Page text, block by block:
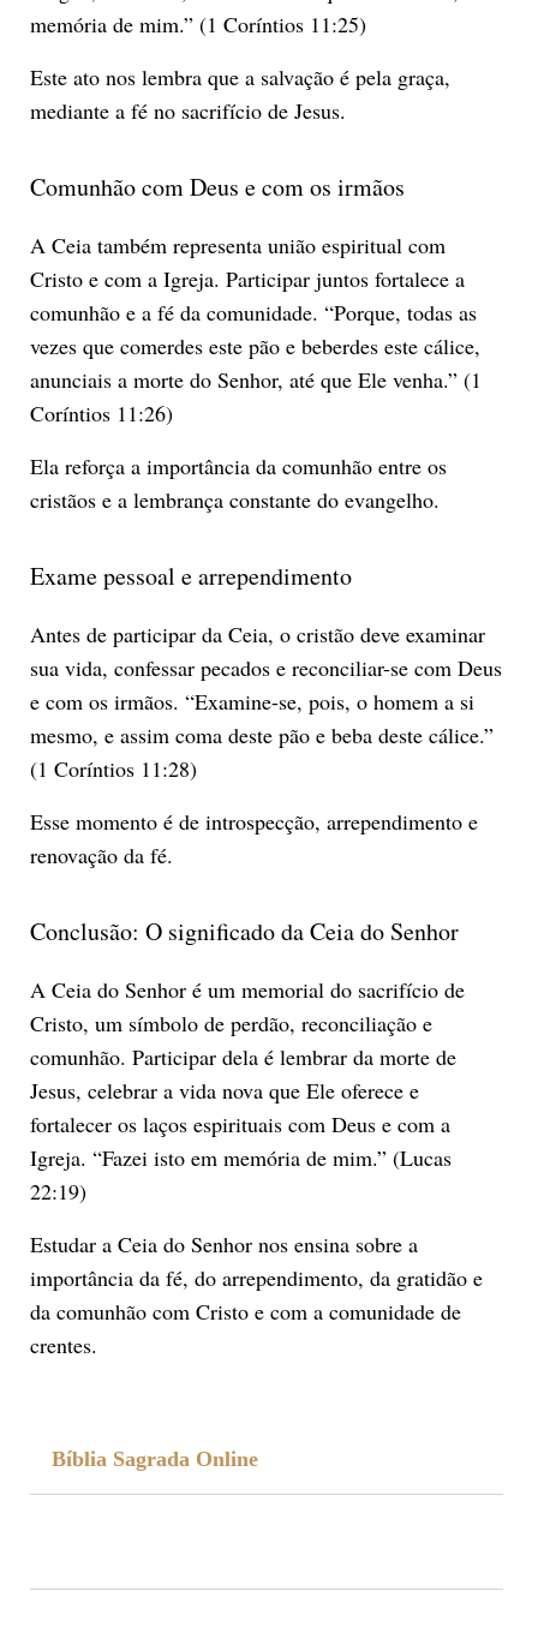
memória de mim.” (1 Coríntios 11:25)
Este ato nos lembra que a salvação é pela graça,
mediante a fé no sacrifício de Jesus.
Comunhão com Deus e com os irmãos
A Ceia também representa união espiritual com
Cristo e com a Igreja. Participar juntos fortalece a
comunhão e a fé da comunidade. “Porque, todas as
vezes que comerdes este pão e beberdes este cálice,
anunciais a morte do Senhor, até que Ele venha.” (1
Coríntios 11:26)
Ela reforça a importância da comunhão entre os
cristãos e a lembrança constante do evangelho.
Exame pessoal e arrependimento
Antes de participar da Ceia, o cristão deve examinar
sua vida, confessar pecados e reconciliar-se com Deus
e com os irmãos. “Examine-se, pois, o homem a si
mesmo, e assim coma deste pão e beba deste cálice.”
(1 Coríntios 11:28)
Esse momento é de introspecção, arrependimento e
renovação da fé.
Conclusão: O significado da Ceia do Senhor
A Ceia do Senhor é um memorial do sacrifício de
Cristo, um símbolo de perdão, reconciliação e
comunhão. Participar dela é lembrar da morte de
Jesus, celebrar a vida nova que Ele oferece e
fortalecer os laços espirituais com Deus e com a
Igreja. “Fazei isto em memória de mim.” (Lucas
22:19)
Estudar a Ceia do Senhor nos ensina sobre a
importância da fé, do arrependimento, da gratidão e
da comunhão com Cristo e com a comunidade de
crentes.
Bíblia Sagrada Online